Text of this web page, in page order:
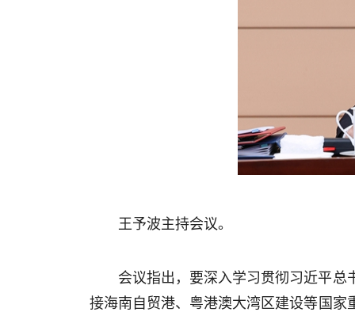
王予波主持会议。
会议指出，要深入学习贯彻习近平
接海南自贸港、粤港澳大湾区建设等国